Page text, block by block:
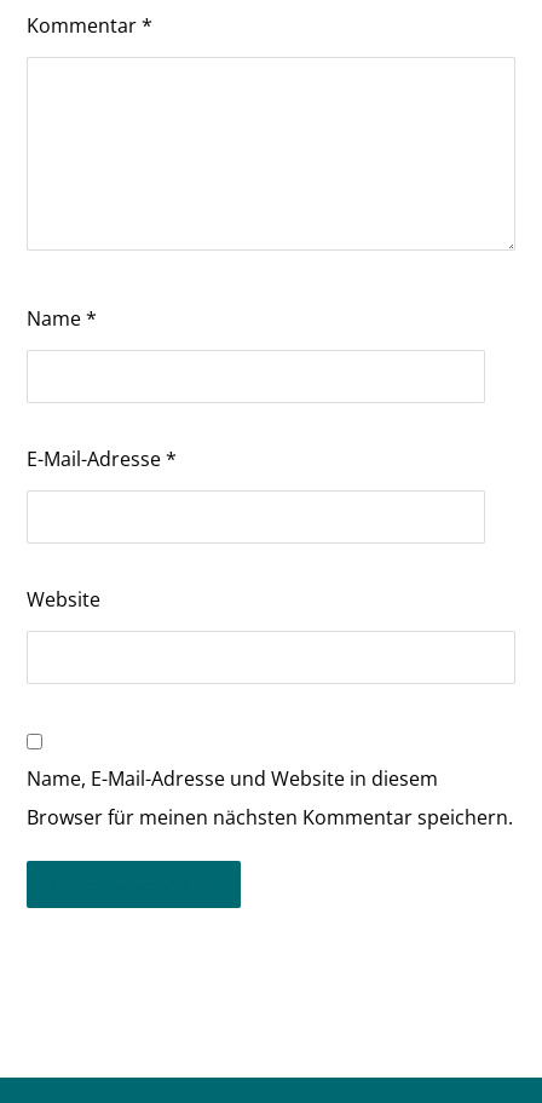
Kommentar*
Name*
E-Mail-Adresse*
Website
Name, E-Mail-Adresse und Website in diesem
Browser für meinen nächsten Kommentar speichern.